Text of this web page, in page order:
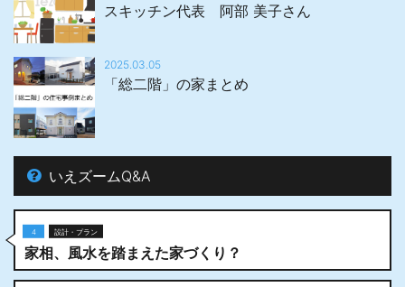
スキッチン代表 阿部 美子さん
2025.03.05
「総二階」の家まとめ
いえズームQ&A
4 設計・プラン
家相、風水を踏まえた家づくり？